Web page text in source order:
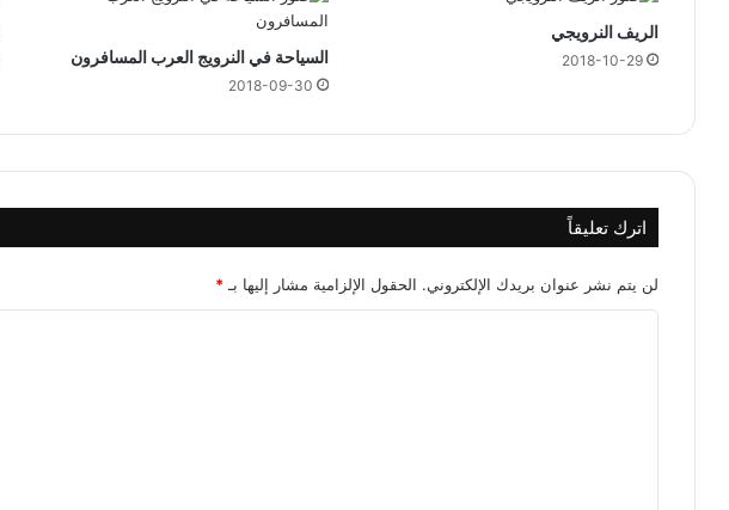
ر
الريف النرويجي
2018-10-29 السياحة في النرويج العرب المسافرون
2018-09-30
اترك تعليقاً
لن يتم نشر عنوان بريدك الإلكتروني. الحقول الإلزامية مشار إليها بـ*